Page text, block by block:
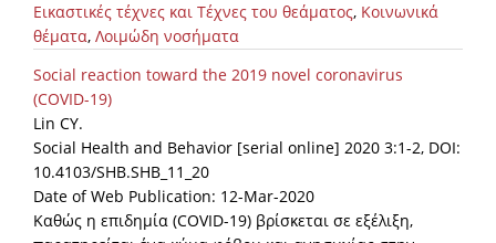
Εικαστικές τέχνες και Τέχνες του θεάματος, Κοινωνικά
θέματα, Λοιμώδη νοσήματα
Social reaction toward the 2019 novel coronavirus
(COVID-19)
Lin CY.
Social Health and Behavior [serial online] 2020 3:1-2, DOI:
10.4103/SHB.SHB_11_20
Date of Web Publication: 12-Mar-2020
Καθώς η επιδημία (COVID-19) βρίσκεται σε εξέλιξη,